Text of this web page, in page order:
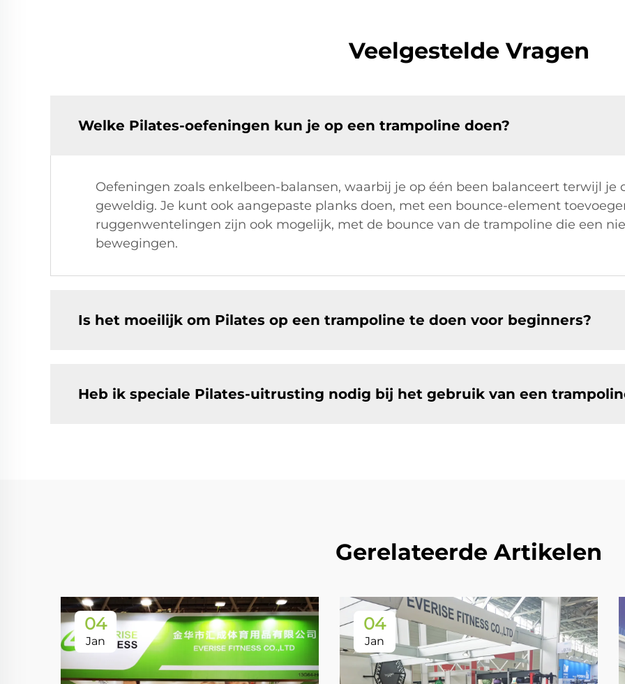
Veelgestelde Vragen
Welke Pilates-oefeningen kun je op een trampoline doen?
Oefeningen zoals enkelbeen-balansen, waarbij je op één been balanceert terwijl je
geweldig. Je kunt ook aangepaste planks doen, met een bounce-element
ruggenwentelingen zijn ook mogelijk, met de bounce van de trampoline die een
bewegingen.
Is het moeilijk om Pilates op een trampoline te doen voor beginners?
Heb ik speciale Pilates-uitrusting nodig bij het gebruik van een
Gerelateerde Artikelen
04
Jan
04
Jan